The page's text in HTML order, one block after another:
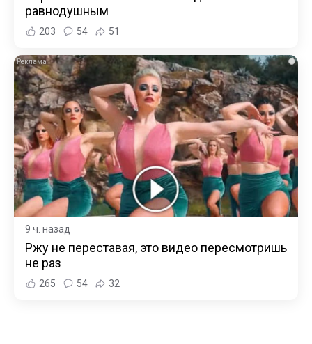
равнодушным
203 54 51
i
9 ч. назад
Ржу не переставая, это видео пересмотришь
не раз
265 54 32